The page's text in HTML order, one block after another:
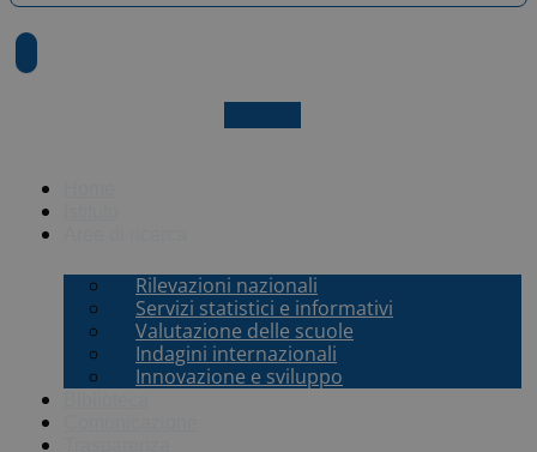
Rilevazioni nazionali
Servizi statistici e informativi
Valutazione delle scuole
Indagini internazionali
Innovazione e sviluppo